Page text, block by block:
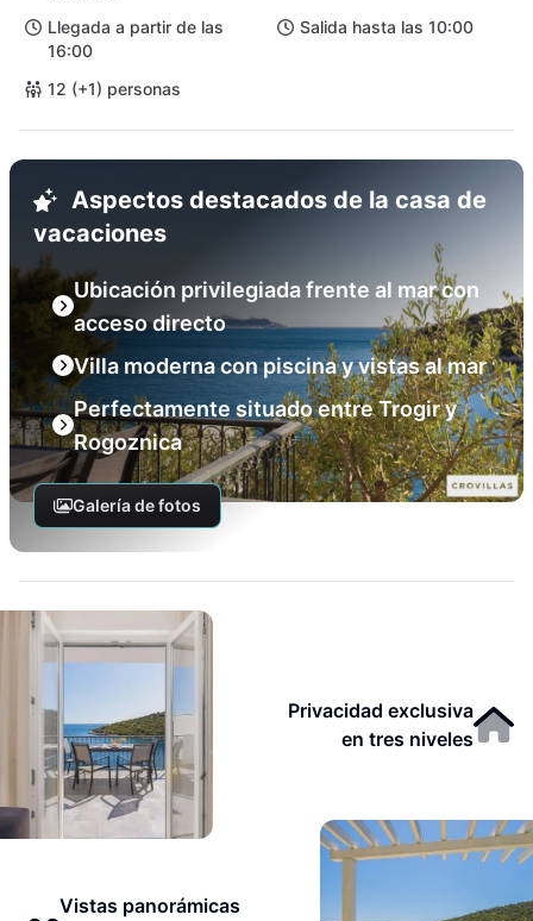
Llegada a partir de las
16:00
Salida hasta las 10:00
12 (+1) personas
Aspectos destacados de la casa de
vacaciones
Ubicación privilegiada frente al mar con
acceso directo
Villa moderna con piscina y vistas al mar
Perfectamente situado entre Trogir y
Rogoznica
Galería de fotos
Privacidad exclusiva
en tres niveles
Vistas panorámicas